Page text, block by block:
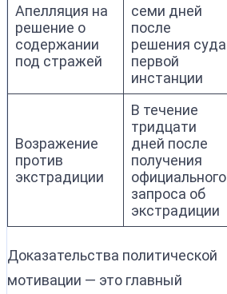
Апелляция на
решение о
содержании
под стражей
семи дней
после
решения суда
первой
инстанции
Возражение
против
экстрадиции
В течение
тридцати
дней после
получения
официального
запроса об
экстрадиции
Доказательства политической
мотивации — это главный